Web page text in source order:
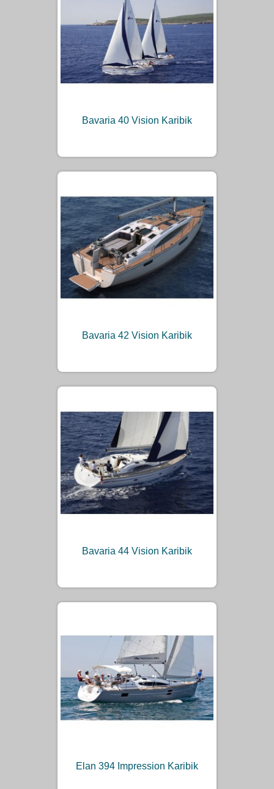
Bavaria 40 Vision Karibik
Bavaria 42 Vision Karibik
Bavaria 44 Vision Karibik
Elan 394 Impression Karibik